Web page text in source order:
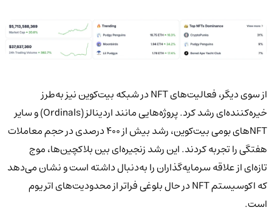
از سوی دیگر، فعالیت‌های NFT در شبکه بیت‌کوین نیز به‌طرز
خیره‌کننده‌ای رشد کرد. پروژه‌هایی مانند اردینالز (Ordinals) و سایر
NFTهای بومی بیت‌کوین، رشد بیش از ۴۰۰ درصدی در حجم معاملات
هفتگی را تجربه کردند. این رشد زنجیره‌ای بین بلاکچین‌ها، موج
تازه‌ای از علاقه سرمایه‌گذاران را به‌دنبال داشته است و نشان می‌دهد
که اکوسیستم NFT در حال بلوغی فراتر از محدودیت‌های اتریوم
است.